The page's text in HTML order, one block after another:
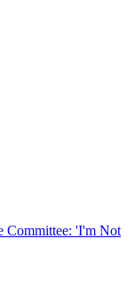
Committee: 'I'm Not